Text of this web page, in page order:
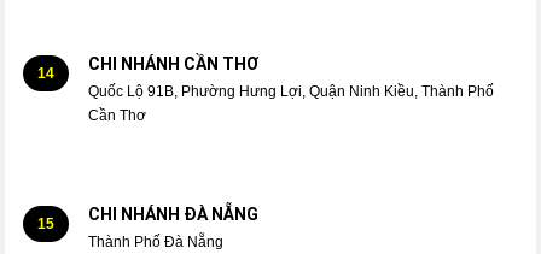
14 CHI NHÁNH CẦN THƠ
Quốc Lộ 91B, Phường Hưng Lợi, Quận Ninh Kiều, Thành Phố
Cần Thơ
15 CHI NHÁNH ĐÀ NẴNG
Thành Phố Đà Nẵng